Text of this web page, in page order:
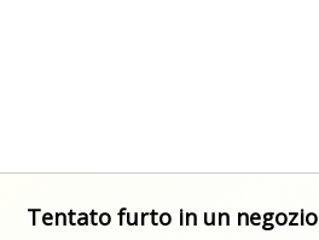
Tentato furto in un negozio